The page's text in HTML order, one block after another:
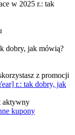
w 2025 r.: tak
dobry, jak mówią?
z promocji
r.: tak dobry, jak
aktywny
kupony